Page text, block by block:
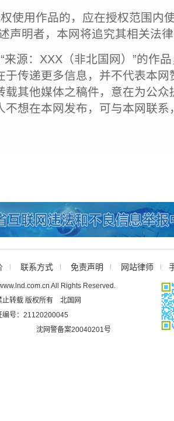
使用作品的，应在授权范围内
声明者，本网将追究其相关法
来源：XXX（非北国网）”的作
于传递更多信息，并不代表本
载其他媒体之稿件，意在为公
不想在本网发布，可与本网联
联系方式 免责声明 网站律师
All Rights Reserved.
止转载 版权所有 北国网
编号：21120200045
沈网警备案20040201号